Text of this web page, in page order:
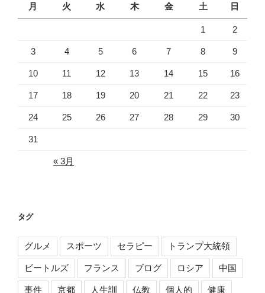
月
火 水 木 金 土 日
1 2
3 4 5 6 7 8 9
10 11 12 13 14 15 16
17 18 19 20 21 22 23
24 25 26 27 28 29 30
31
« 3月
タグ
グルメ スポーツ セラピー トランプ大統領
ビートルズ フランス ブログ ロシア 中国
事件 京都 人生訓 仏教 個人的 健康